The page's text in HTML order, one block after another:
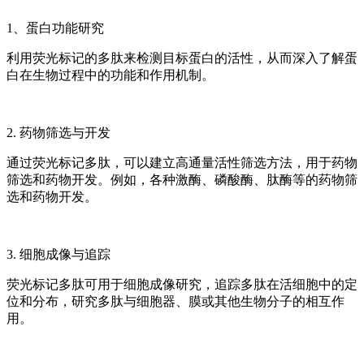
1、蛋白功能研究
利用荧光标记的多肽来检测目标蛋白的活性，从而深入了解蛋
白在生物过程中的功能和作用机制。
2. 药物筛选与开发
通过荧光标记多肽，可以建立高通量活性筛选方法，用于药物
筛选和药物开发。例如，各种激酶、磷酸酶、肽酶等的药物筛
选和药物开发。
3. 细胞成像与追踪
荧光标记多肽可用于细胞成像研究，追踪多肽在活细胞中的定
位和分布，研究多肽与细胞器、膜或其他生物分子的相互作
用。